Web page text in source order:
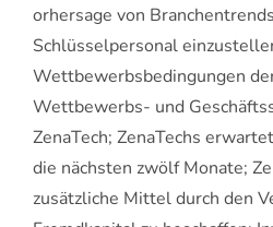
orhersage von
Schlüsselpersonal
Wettbewerbsbedingungen
Wettbewerbs- und
ZenaTech; ZenaTechs
die nächsten zwölf Monate;
zusätzliche Mittel durch den